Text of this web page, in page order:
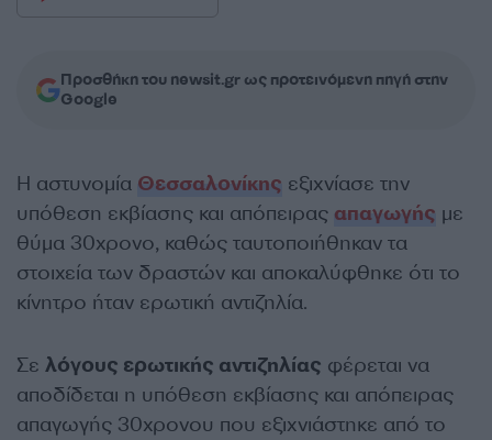
Προσθήκη του newsit.gr ως προτεινόμενη πηγή στην
Google
Η αστυνομία Θεσσαλονίκης εξιχνίασε την
υπόθεση εκβίασης και απόπειρας απαγωγής με
θύμα 30χρονο, καθώς ταυτοποιήθηκαν τα
στοιχεία των δραστών και αποκαλύφθηκε ότι το
κίνητρο ήταν ερωτική αντιζηλία.
Σε λόγους ερωτικής αντιζηλίας φέρεται να
αποδίδεται η υπόθεση εκβίασης και απόπειρας
απαγωγής 30χρονου που εξιχνιάστηκε από το